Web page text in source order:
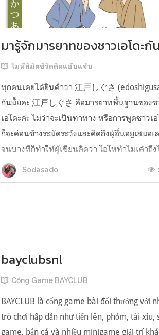
มารู้จักมารยาทของชาวเอโดะกัน
ไม่มีลิมิตชีวิตติดแอ๊บแจ๊บ
ทุกคนเคยได้ยินคำว่า 江戸しぐさ
กันมั้ยคะ 江戸しぐさ คือมารยาทพื้นฐานของช
เอโดะค่ะ ไม่ว่าจะเป็นท่าทาง หรือการพูดชาวเอ
ก็จะค่อนข้างระมัดระวังและคิดถึงผู้อื่นอยู่เสมอเ
จนบางทีก็ทำให้ผู้เขียนคิดว่า โอโหทำไมเค้าถึง
คิดถึงคนอื่นได้ขนาดนี้นะอยากรู้มั้ยคะว่าชาวเอ
มารยาทดีขนาดไหน มาลองอ่านกันได้เ...
Sodasado
bayclubsnl
Cổng Game BAYCLUB
BAYCLUB là cổng game bài đổi thưởng với
trò chơi hấp dẫn như tiến lên, phỏm, tài xỉu,
game, bắn cá và nhiều minigame giải trí